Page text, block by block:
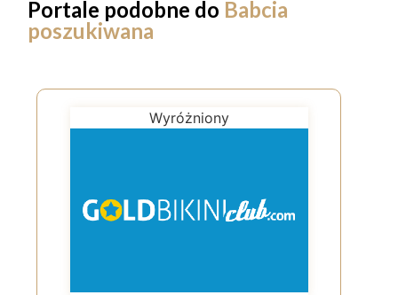
Portale podobne do Babcia
poszukiwana
Wyróżniony